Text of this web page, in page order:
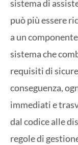
sistema di
può più essere
a un
sistema che
requisiti di
conseguenza,
immediati e
dal codice alle
regole di